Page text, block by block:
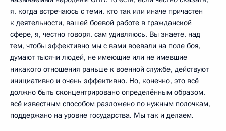
я, когда встречаюсь с теми, кто так или иначе причастен
к деятельности, вашей боевой работе в гражданской
сфере, я, честно говоря, сам удивляюсь. Вы знаете, над
тем, чтобы эффективно мы с вами воевали на поле боя,
думают тысячи людей, не имеющие или не имевшие
никакого отношения раньше к военной службе, действуют
инициативно и очень эффективно. Но, конечно, это всё
должно быть сконцентрировано определённым образом,
всё известным способом разложено по нужным полочкам,
поддержано на уровне государства. Мы так и делаем.